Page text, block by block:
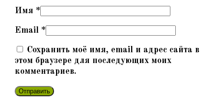
Имя *
Email *
Сохранить моё имя, email и адрес сайта в
этом браузере для последующих моих
комментариев.